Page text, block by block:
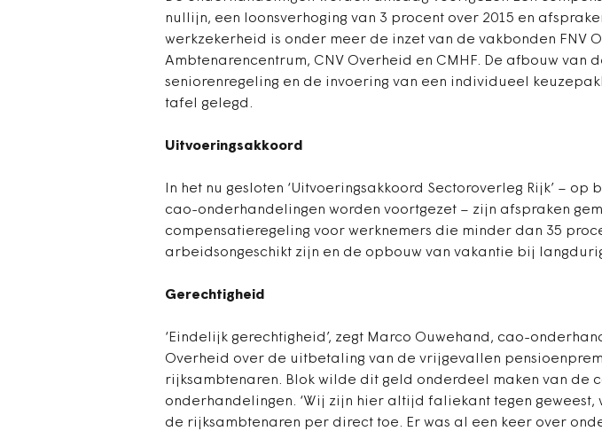
nullijn, een loonsverhoging van 3 procent over 2015 en
werkzekerheid is onder meer de inzet van de vakbonden FNV
Ambtenarencentrum, CNV Overheid en CMHF. De afbouw van
seniorenregeling en de invoering van een individueel
tafel gelegd.
Uitvoeringsakkoord
In het nu gesloten ‘Uitvoeringsakkoord Sectoroverleg Rijk’ – op
cao-onderhandelingen worden voortgezet – zijn afspraken
compensatieregeling voor werknemers die minder dan 35
arbeidsongeschikt zijn en de opbouw van vakantie bij
Gerechtigheid
‘Eindelijk gerechtigheid’, zegt Marco Ouwehand, cao-
Overheid over de uitbetaling van de vrijgevallen
rijksambtenaren. Blok wilde dit geld onderdeel maken van de
onderhandelingen. ‘Wij zijn hier altijd faliekant tegen geweest,
de rijksambtenaren per direct toe. Er was al een keer over